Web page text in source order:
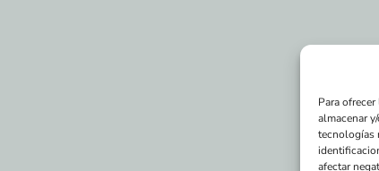
Para
almacenar
tecnologías
afectar